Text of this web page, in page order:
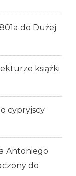
do Dużej
książki
cypryjscy
Antoniego
do